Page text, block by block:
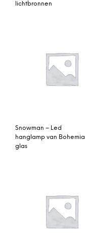
lichtbronnen
Snowman – Led
hanglamp van Bohemia
glas